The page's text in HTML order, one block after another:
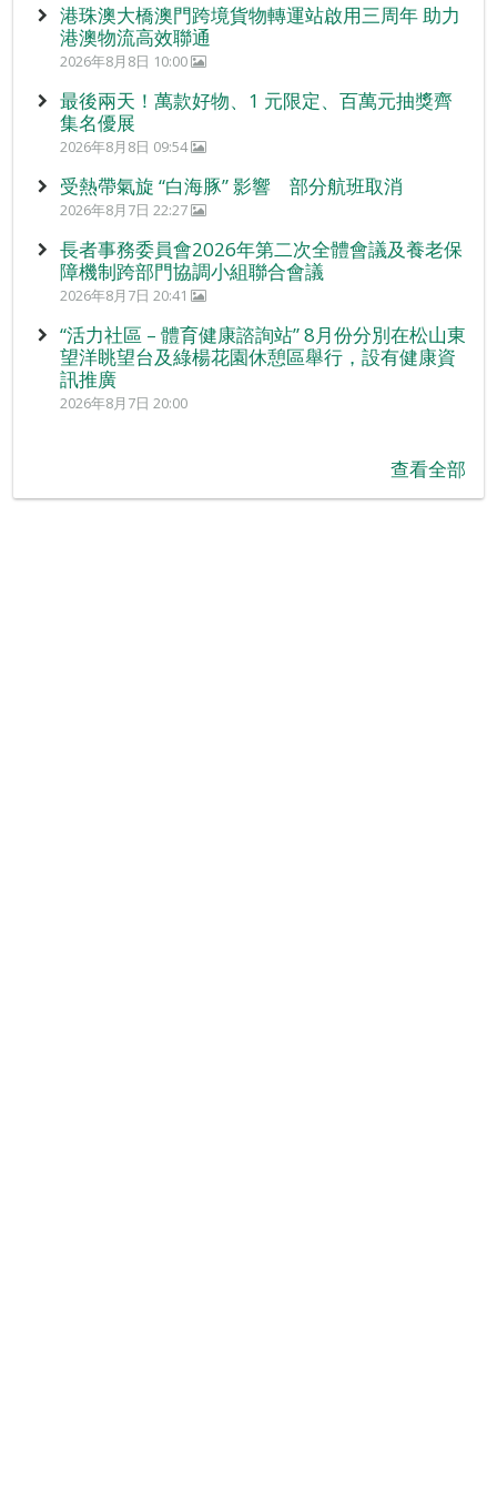
港珠澳大橋澳門跨境貨物轉運站啟用三周年 助力
港澳物流高效聯通
2026年8月8日 10:00
最後兩天！萬款好物、1 元限定、百萬元抽獎齊
集名優展
2026年8月8日 09:54
受熱帶氣旋 “白海豚” 影響 部分航班取消
2026年8月7日 22:27
長者事務委員會2026年第二次全體會議及養老保
障機制跨部門協調小組聯合會議
2026年8月7日 20:41
“活力社區 – 體育健康諮詢站” 8月份分別在松山東
望洋眺望台及綠楊花園休憩區舉行，設有健康資
訊推廣
2026年8月7日 20:00
查看全部